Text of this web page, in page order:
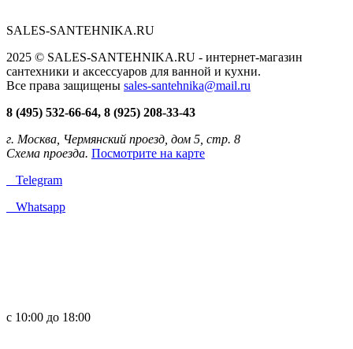
SALES-SANTEHNIKA.RU
2025 © SALES-SANTEHNIKA.RU - интернет-магазин
сантехники и аксессуаров для ванной и кухни.
Все права защищены sales-santehnika@mail.ru
8 (495) 532-66-64, 8 (925) 208-33-43
г. Москва, Чермянский проезд, дом 5, стр. 8
Схема проезда. Посмотрите на карте
Telegram
Whatsapp
с 10:00 до 18:00